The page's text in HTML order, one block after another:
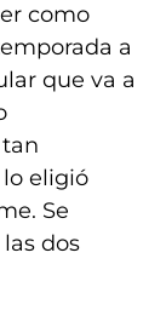
como
a
que va a
eligió
Se
dos